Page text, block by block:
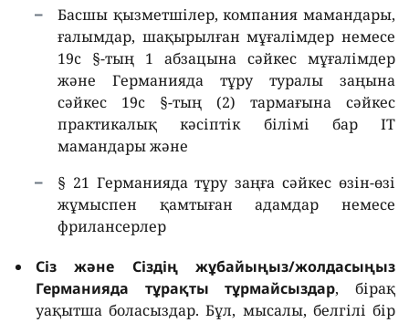
Басшы қызметшілер, компания мамандары,
ғалымдар, шақырылған мұғалімдер немесе
19c §-тың 1 абзацына сәйкес мұғалімдер
және Германияда тұру туралы заңына
сәйкес 19c §-тың (2) тармағына сәйкес
практикалық кәсіптік білімі бар IT
мамандары және
§ 21 Германияда тұру заңға сәйкес өзін-өзі
жұмыспен қамтыған адамдар немесе
фрилансерлер
Сіз және Сіздің жұбайыңыз/жолдасыңыз
Германияда тұрақты тұрмайсыздар, бірақ
уақытша боласыздар. Бұл, мысалы, белгілі бір